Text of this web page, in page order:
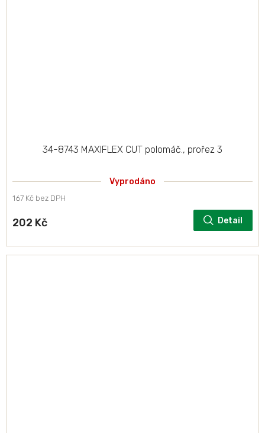
34-8743 MAXIFLEX CUT polomáč., prořez 3
Vyprodáno
167 Kč bez DPH
202 Kč Detail